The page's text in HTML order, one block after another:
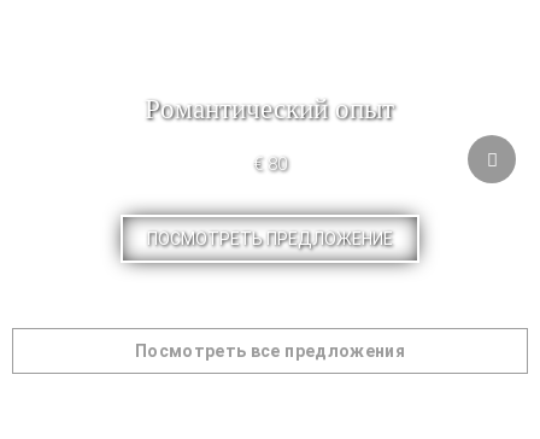
Pомантический опыт
€ 80
ПОСМОТРЕТЬ ПРЕДЛОЖЕНИЕ
Посмотреть все предложения